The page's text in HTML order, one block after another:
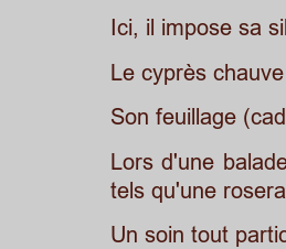
Ici, il impose sa
Le cyprès
Son feuillage
Lors d'une
tels qu'une
Un soin tout